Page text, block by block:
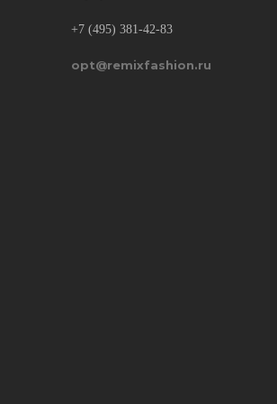
+7 (495) 381-42-83
opt@remixfashion.ru